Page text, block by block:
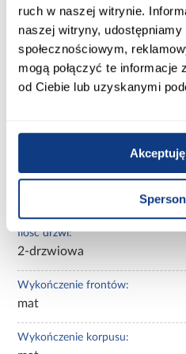
ruch w naszej witrynie.
naszej witryny, udostępniamy
społecznościowym,
mogą połączyć te
od Ciebie lub uzyskanymi
Kolor frontów:
czarny
Kolor korpusu:
czarny
Lustro:
Ilość drzwi:
2-drzwiowa
Wykończenie frontów:
mat
Wykończenie korpusu: